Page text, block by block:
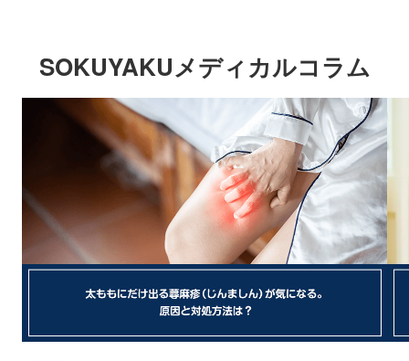
SOKUYAKUメディカルコラム